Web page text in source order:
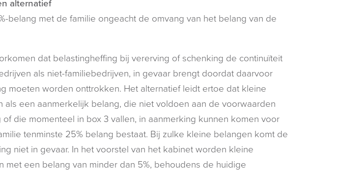
alternatief
belang met de familie ongeacht de omvang van het belang van de
dat belastingheffing bij vererving of schenking de continuïteit
als niet-familiebedrijven, in gevaar brengt doordat daarvoor
moeten worden onttrokken. Het alternatief leidt ertoe dat kleine
als een aanmerkelijk belang, die niet voldoen aan de voorwaarden
die momenteel in box 3 vallen, in aanmerking kunnen komen voor
tenminste 25% belang bestaat. Bij zulke kleine belangen komt de
niet in gevaar. In het voorstel van het kabinet worden kleine
met een belang van minder dan 5%, behoudens de huidige